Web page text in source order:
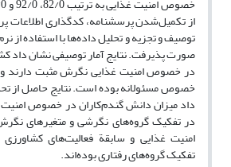
از تکمیل‌شدن پرسشنامه، کدگذاری اطلاعات
توصیف و تجزیه و تحلیل داده‌ها با استفاده از
صورت پذیرفت. نتایج آمار توصیفی نشان داد
در خصوص امنیت غذایی نگرش مثبت دارند و
خصوص مسئولانه بوده است. نتایج حاصل از
داد میزان دانش گندم‌کاران در خصوص امنیت
در تفکیک گروه‌های نگرشی و متغیرهای
امنیت غذایی و سابقة فعالیت‌های کشاورزی
تفکیک گروه‌های رفتاری بوده‌اند.